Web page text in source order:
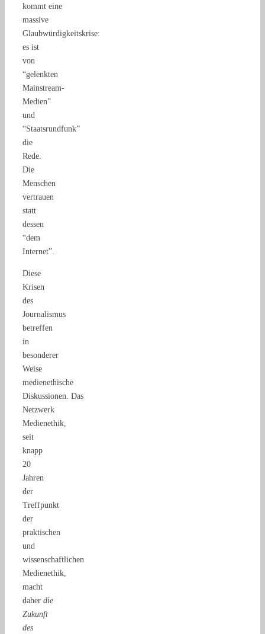
kommt eine
massive
Glaubwürdigkeitskrise:
es ist
von
“gelenkten
Mainstream-
Medien”
und
“Staatsrundfunk”
die
Rede.
Die
Menschen
vertrauen
statt
dessen
“dem
Internet”.
Diese
Krisen
des
Journalismus
betreffen
in
besonderer
Weise
medienethische
Diskussionen. Das
Netzwerk
Medienethik,
seit
knapp
20
Jahren
der
Treffpunkt
der
praktischen
und
wissenschaftlichen
Medienethik,
macht
daher die
Zukunft
des